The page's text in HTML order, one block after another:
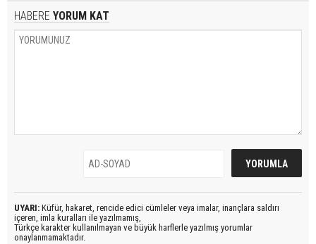
HABERE YORUM KAT
UYARI: Küfür, hakaret, rencide edici cümleler veya imalar, inançlara saldırı
içeren, imla kuralları ile yazılmamış,
Türkçe karakter kullanılmayan ve büyük harflerle yazılmış yorumlar
onaylanmamaktadır.